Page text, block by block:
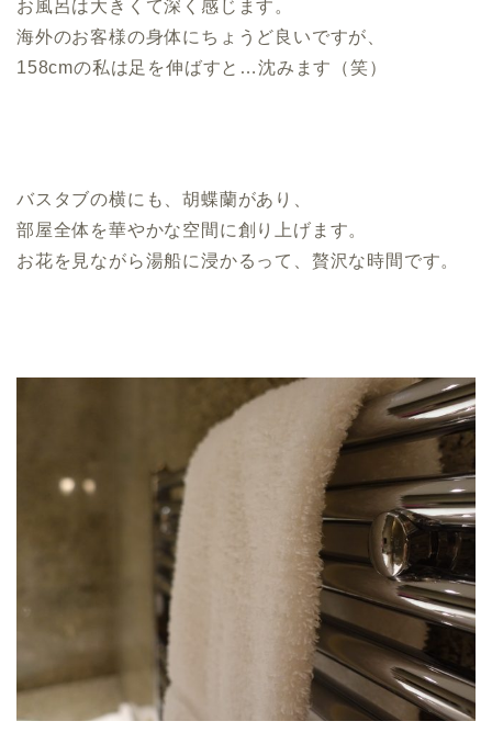
お風呂は大きくて深く感じます。
海外のお客様の身体にちょうど良いですが、
158cmの私は足を伸ばすと…沈みます（笑）
バスタブの横にも、胡蝶蘭があり、
部屋全体を華やかな空間に創り上げます。
お花を見ながら湯船に浸かるって、贅沢な時間です。